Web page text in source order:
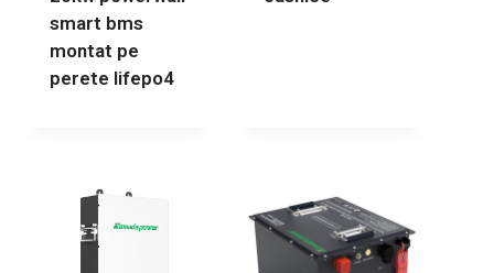
smart bms
montat pe
perete lifepo4